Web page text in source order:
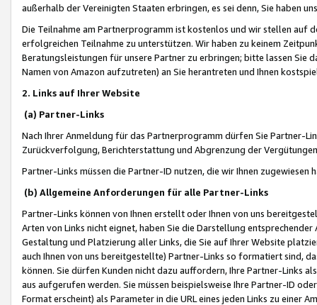
außerhalb der Vereinigten Staaten erbringen, es sei denn, Sie haben
Die Teilnahme am Partnerprogramm ist kostenlos und wir stellen auf
erfolgreichen Teilnahme zu unterstützen. Wir haben zu keinem
Beratungsleistungen für unsere Partner zu erbringen; bitte lassen Sie
Namen von Amazon aufzutreten) an Sie herantreten und Ihnen
2. Links auf Ihrer Website
(a) Partner-Links
Nach Ihrer Anmeldung für das Partnerprogramm dürfen Sie Partner-
Zurückverfolgung, Berichterstattung und Abgrenzung der
Partner-Links müssen die Partner-ID nutzen, die wir Ihnen zugewiesen
(b) Allgemeine Anforderungen für alle Partner-Links
Partner-Links können von Ihnen erstellt oder Ihnen von uns
Arten von Links nicht eignet, haben Sie die Darstellung
Gestaltung und Platzierung aller Links, die Sie auf Ihrer Website
auch Ihnen von uns bereitgestellte) Partner-Links so formatiert sind,
können. Sie dürfen Kunden nicht dazu auffordern, Ihre Partner-Links
aus aufgerufen werden. Sie müssen beispielsweise Ihre Partner-ID
Format erscheint) als Parameter in die URL eines jeden Links zu einer